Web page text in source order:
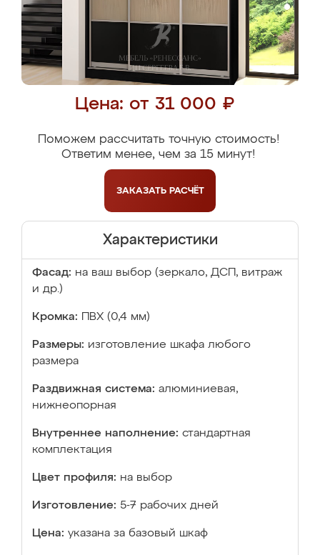
Цена: от 31 000 ₽
Поможем рассчитать точную стоимость!
Ответим менее, чем за 15 минут!
ЗАКАЗАТЬ РАСЧЁТ
Характеристики
Фасад: на ваш выбор (зеркало, ДСП, витраж
и др.)
Кромка: ПВХ (0,4 мм)
Размеры: изготовление шкафа любого
размера
Раздвижная система: алюминиевая,
нижнеопорная
Внутреннее наполнение: стандартная
комплектация
Цвет профиля: на выбор
Изготовление: 5-7 рабочих дней
Цена: указана за базовый шкаф